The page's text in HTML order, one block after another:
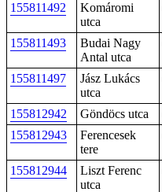
155811492
Komáromi
utca
155811493
Budai Nagy
Antal utca
155811497
Jász Lukács
utca
155812942 Göndöcs utca
155812943
Ferencesek
tere
155812944
Liszt Ferenc
utca